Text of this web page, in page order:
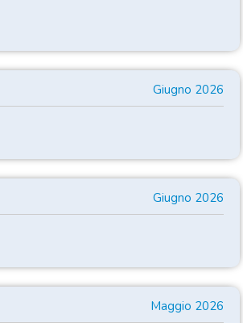
Giugno 2026
Giugno 2026
Maggio 2026